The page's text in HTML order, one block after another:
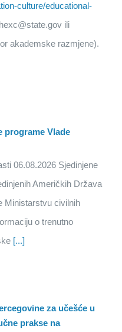
culture/educational-
ili
akademske razmjene).
programe Vlade
06.08.2026 Sjedinjene
Američkih Država
Ministarstvu civilnih
o trenutno
[...]
za učešće u
prakse na